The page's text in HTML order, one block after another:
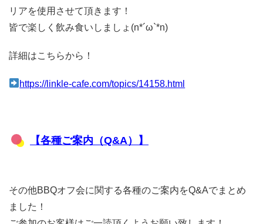
リアを使用させて頂きます！
皆で楽しく飲み食いしましょ(n*´ω`*n)
詳細はこちらから！
https://linkle-cafe.com/topics/14158.html
【各種ご案内（Q&A）】
その他BBQオフ会に関する各種のご案内をQ&Aでまとめ
ました！